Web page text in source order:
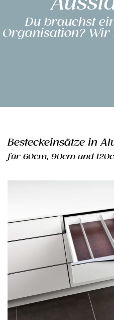
Du brauchst
Organisation? Wir
Besteckeinsätze in
für 60cm, 90cm und